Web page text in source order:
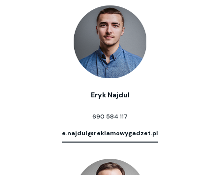
Eryk Najdul
690 584 117
e.najdul@reklamowygadzet.pl